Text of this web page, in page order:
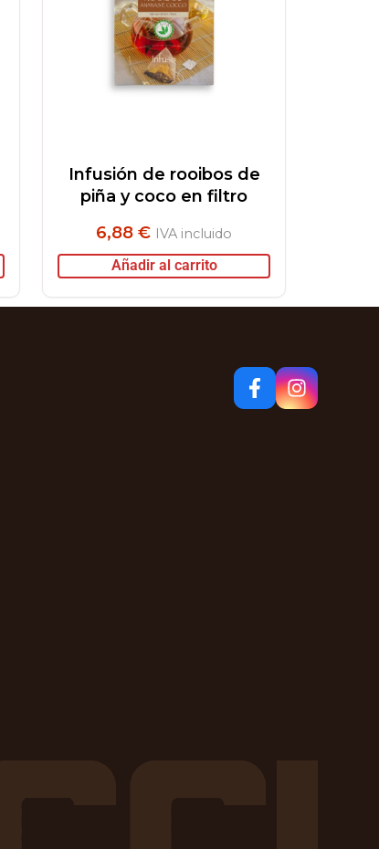
Infusión de rooibos de
piña y coco en filtro
6,88 € IVA incluido
Añadir al carrito